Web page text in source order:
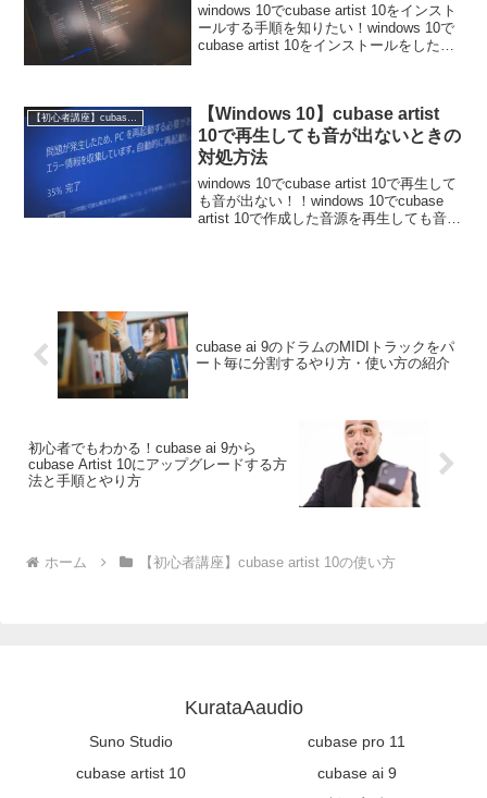
windows 10でcubase artist 10をインスト
ールする手順を知りたい！windows 10で
cubase artist 10をインストールをしたい
【初心者講座】cubase artist 10の使い方
【Windows 10】cubase artist
10で再生しても音が出ないときの
対処方法
windows 10でcubase artist 10で再生して
も音が出ない！！windows 10でcubase
artist 10で作成した音源を再生しても音が
cubase ai 9のドラムのMIDIトラックをパ
ート毎に分割するやり方・使い方の紹介
初心者でもわかる！cubase ai 9から
cubase Artist 10にアップグレードする方
法と手順とやり方
ホーム 【初心者講座】cubase artist 10の使い方
KurataAaudio
Suno Studio
cubase pro 11
cubase artist 10
cubase ai 9